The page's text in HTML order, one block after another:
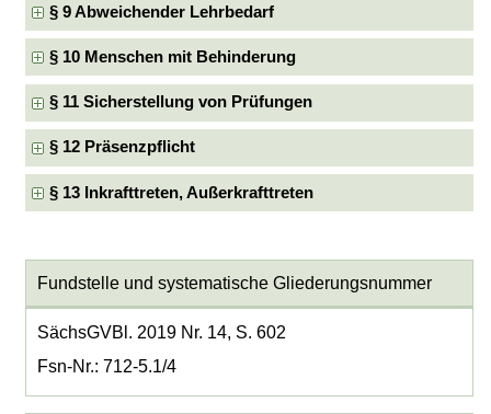
§ 9 Abweichender Lehrbedarf
§ 10 Menschen mit Behinderung
§ 11 Sicherstellung von Prüfungen
§ 12 Präsenzpflicht
§ 13 Inkrafttreten, Außerkrafttreten
Fundstelle und systematische Gliederungsnummer
SächsGVBl. 2019 Nr. 14, S. 602
Fsn-Nr.: 712-5.1/4